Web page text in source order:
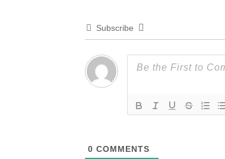
Subscribe
0 COMMENTS